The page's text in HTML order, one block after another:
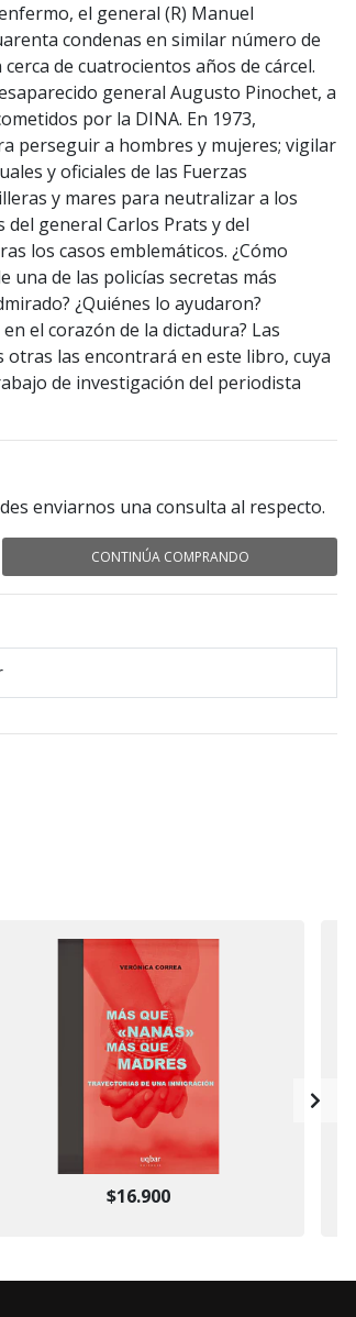
el general (R) Manuel
condenas en similar número de
de cuatrocientos años de cárcel.
general Augusto Pinochet, a
por la DINA. En 1973,
perseguir a hombres y mujeres; vigilar
y oficiales de las Fuerzas
y mares para neutralizar a los
general Carlos Prats y del
los casos emblemáticos. ¿Cómo
de las policías secretas más
¿Quiénes lo ayudaron?
el corazón de la dictadura? Las
las encontrará en este libro, cuya
de investigación del periodista
enviarnos una consulta al respecto.
CONTINÚA COMPRANDO
$16.900